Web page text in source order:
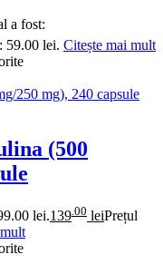
a fost:
59.00 lei. Citește mai mult
(500
lei.139 .00 leiPrețul